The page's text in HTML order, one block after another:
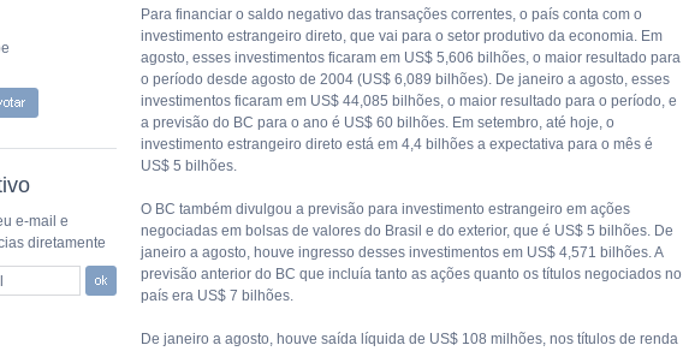
e-mail e
diretamente
Para financiar o saldo negativo das transações correntes, o país conta com o
investimento estrangeiro direto, que vai para o setor produtivo da economia. Em
agosto, esses investimentos ficaram em US$ 5,606 bilhões, o maior resultado para
o período desde agosto de 2004 (US$ 6,089 bilhões). De janeiro a agosto, esses
investimentos ficaram em US$ 44,085 bilhões, o maior resultado para o período, e
a previsão do BC para o ano é US$ 60 bilhões. Em setembro, até hoje, o
investimento estrangeiro direto está em 4,4 bilhões a expectativa para o mês é
US$ 5 bilhões.
O BC também divulgou a previsão para investimento estrangeiro em ações
negociadas em bolsas de valores do Brasil e do exterior, que é US$ 5 bilhões. De
janeiro a agosto, houve ingresso desses investimentos em US$ 4,571 bilhões. A
previsão anterior do BC que incluía tanto as ações quanto os títulos negociados no
país era US$ 7 bilhões.
De janeiro a agosto, houve saída líquida de US$ 108 milhões, nos títulos de renda